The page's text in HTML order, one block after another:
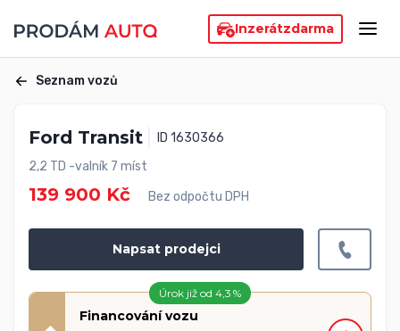
Inzerátzdarma
Seznam vozů
Ford Transit
ID 1630366
2,2 TD -valník 7 míst
139 900 Kč Bez odpočtu DPH
Napsat prodejci
Úrok již od 4,3 %
Financování vozu